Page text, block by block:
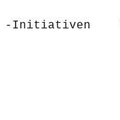
-Initiativen